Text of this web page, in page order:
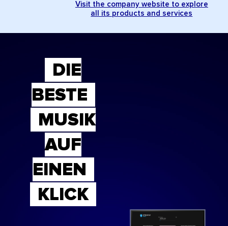
Visit the company website to explore
all its products and services
DIE
BESTE
MUSIK
AUF
EINEN
KLICK